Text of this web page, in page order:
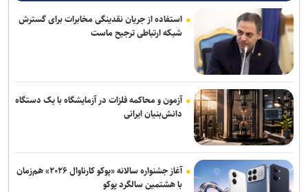
استفاده از جریان نقدینگی مخابرات برای گسترش
شبکه ارتباطی ترجیح ماست
آزمون و محاکمه فلزات در آزمایشگاه با یک دستگاه
دانش‌بنیان ایرانی
آغاز جشنواره سالانه «پوکو کارناوال ۲۰۲۶» هم‌زمان
با هشتمین سالگرد پوکو